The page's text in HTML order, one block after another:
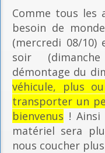
Comme tous les
besoin de
(mercredi 08/
soir
démontage du
véhicule, plus
transporter un
bienvenus !
matériel sera
nous coucher